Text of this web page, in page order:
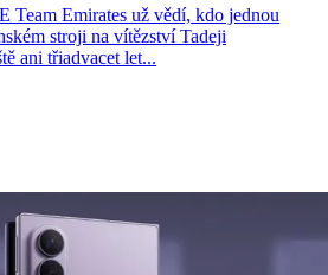
Team Emirates už vědí, kdo jednou
stroji na vítězství Tadeji
ani třiadvacet let...